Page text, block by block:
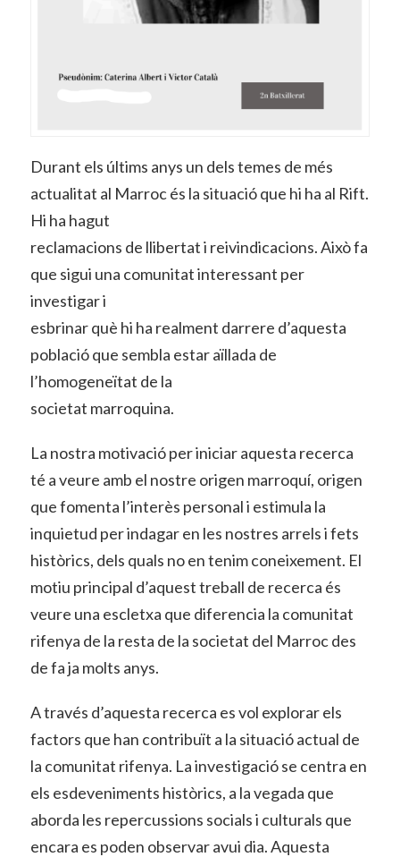
Durant els últims anys un dels temes de més
actualitat al Marroc és la situació que hi ha al Rift.
Hi ha hagut
reclamacions de llibertat i reivindicacions. Això fa
que sigui una comunitat interessant per
investigar i
esbrinar què hi ha realment darrere d’aquesta
població que sembla estar aïllada de
l’homogeneïtat de la
societat marroquina.
La nostra motivació per iniciar aquesta recerca
té a veure amb el nostre origen marroquí, origen
que fomenta l’interès personal i estimula la
inquietud per indagar en les nostres arrels i fets
històrics, dels quals no en tenim coneixement. El
motiu principal d’aquest treball de recerca és
veure una escletxa que diferencia la comunitat
rifenya de la resta de la societat del Marroc des
de fa ja molts anys.
A través d’aquesta recerca es vol explorar els
factors que han contribuït a la situació actual de
la comunitat rifenya. La investigació se centra en
els esdeveniments històrics, a la vegada que
aborda les repercussions socials i culturals que
encara es poden observar avui dia. Aquesta